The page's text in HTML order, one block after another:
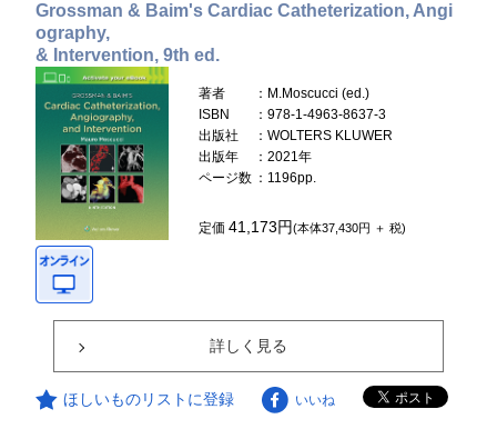
Grossman & Baim's Cardiac Catheterization, Angi
ography,
& Intervention, 9th ed.
著者
：M.Moscucci (ed.)
ISBN
：978-1-4963-8637-3
出版社
：WOLTERS KLUWER
出版年
：2021年
ページ数 ：1196pp.
定価41,173円(本体37,430円 ＋ 税)
詳しく見る
ほしいものリストに登録 いいね